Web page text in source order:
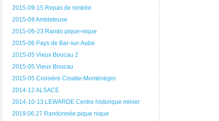
2015-09-15 Repas de rentrée
2015-09 Ambleteuse
2015-06-23 Rando pique-nique
2015-06 Pays de Bar-sur-Aube
2015-05 Vieux Boucau 2
2015-05 Vieux Boucau
2015-05 Croisière Croatie-Monténégro
2014-12 ALSACE
2014-10-13 LEWARDE Centre historique minier
2019.06.27 Randonnée pique nique